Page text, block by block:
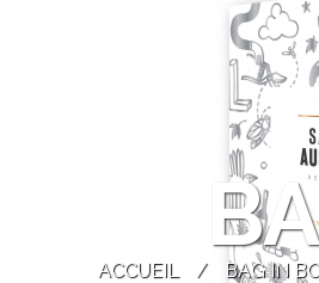
ACCUEIL / BAG IN